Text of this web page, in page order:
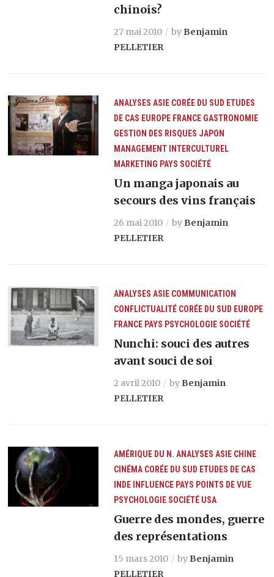
chinois?
27 mai 2010 by Benjamin
PELLETIER
ANALYSES ASIE CORÉE DU SUD ETUDES
DE CAS EUROPE FRANCE GASTRONOMIE
GESTION DES RISQUES JAPON
MANAGEMENT INTERCULTUREL
MARKETING PAYS SOCIÉTÉ
Un manga japonais au
secours des vins français
26 mai 2010 by Benjamin
PELLETIER
ANALYSES ASIE COMMUNICATION
CONFLICTUALITÉ CORÉE DU SUD EUROPE
FRANCE PAYS PSYCHOLOGIE SOCIÉTÉ
Nunchi: souci des autres
avant souci de soi
2 avril 2010 by Benjamin
PELLETIER
AMÉRIQUE DU N. ANALYSES ASIE CHINE
CINÉMA CORÉE DU SUD ETUDES DE CAS
INDE
INFLUENCE PAYS POINTS DE VUE
PSYCHOLOGIE SOCIÉTÉ USA
Guerre des mondes, guerre
des représentations
15 mars 2010 by Benjamin
PELLETIER